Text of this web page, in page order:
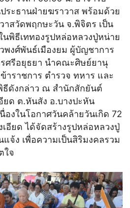
ประธานฝ่ายฆราวาส พร้อมด้วย
าสวัดพฤกษะวัน จ.พิจิตร เป็น
นพิธีเททองรูปหล่อหลวงปู่หน่าย
พงศ์พันธ์เมืองยม ผู้บัญชาการ
ศรีอยุธยา นำคณะศิษย์ยานุ
าราชการ ตำรวจ ทหาร และ
ธีดังกล่าว ณ สำนักสักยันต์
ยด ต.หันสัง อ.บางปะหัน
องในโอกาศวันคล้ายวันเกิด 72
เอียด ได้จัดสร้างรูปหล่อหลวงปู่
จ้ง เพื่อความเป็นสิริมงคลรวม
ใจ